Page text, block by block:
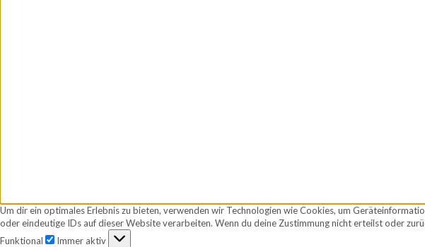
Um dir ein optimales Erlebnis zu bieten, verwenden wir Technologien wie Cookies, um
oder eindeutige IDs auf dieser Website verarbeiten. Wenn du deine Zustimmung nicht erteilst oder
Funktional
Funktional
Immer aktiv